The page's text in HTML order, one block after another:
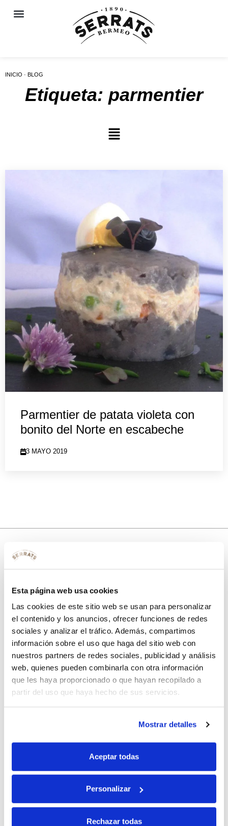
Esta página web usa cookies
Las cookies de este sitio web se usan para personalizar
el contenido y los anuncios, ofrecer funciones de redes
sociales y analizar el tráfico. Además, compartimos
información sobre el uso que haga del sitio web con
nuestros partners de redes sociales, publicidad y análisis
web, quienes pueden combinarla con otra información
que les haya proporcionado o que hayan recopilado a
partir del uso que haya hecho de sus servicios.
Mostrar detalles
Aceptar todas
Personalizar
Rechazar todas
INICIO · BLOG
Etiqueta: parmentier
Parmentier de patata violeta con
bonito del Norte en escabeche
3 MAYO 2019
10% de descuento
con tu primera compra.
Apúntate a nuestra newsletter para recibir nuestrasofertas
disfruta de un 10% de descuento en tu primera compra.
mensajería online, derechos: Acceder, rectificar y suprimir los datos, así como
otros derechos, como se explica en la información adicional.
SUBSCRIBETE AHORA